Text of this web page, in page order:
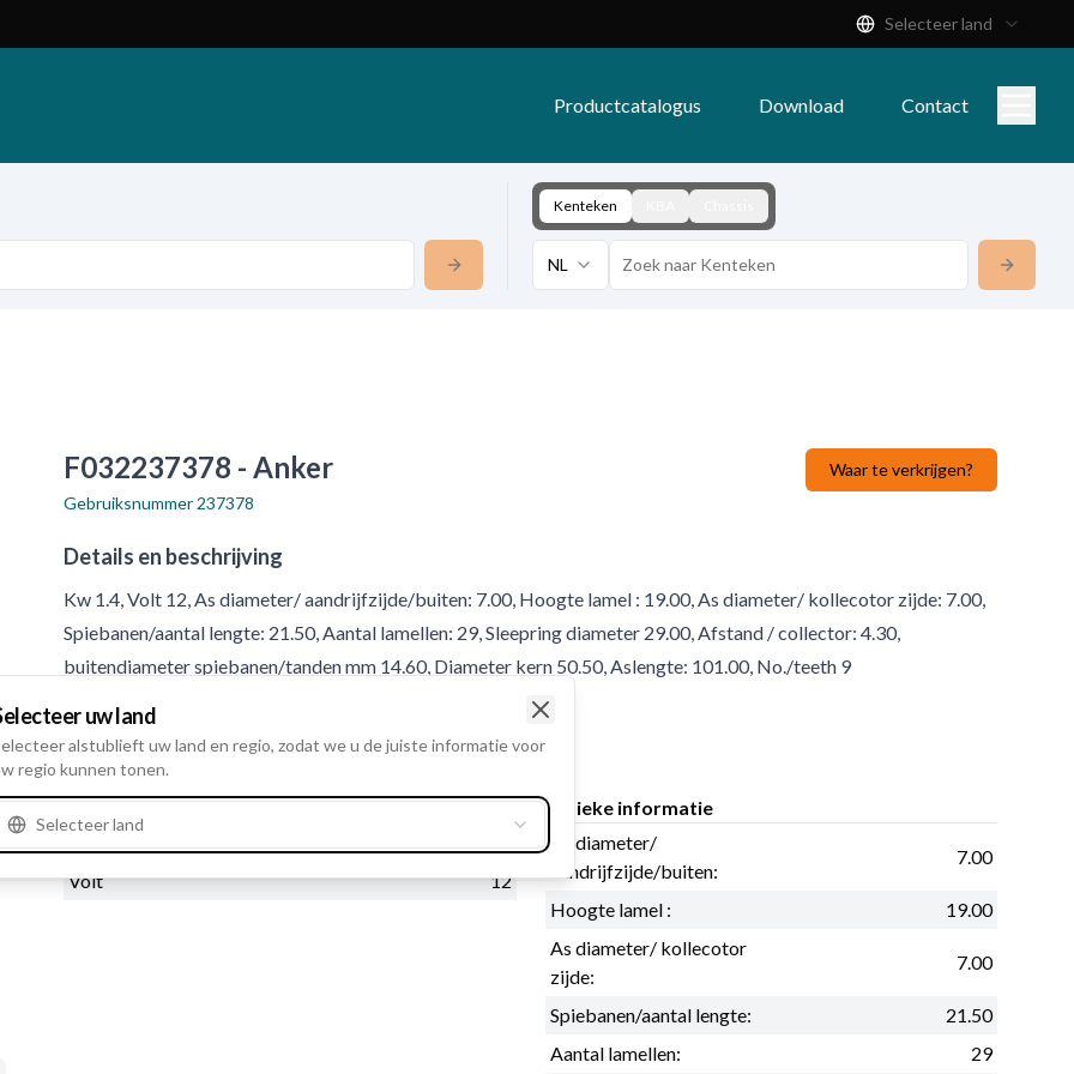
Selecteer land
Productcatalogus Download Contact
Kenteken
NL
F032237378 - Anker
Waar te verkrijgen?
Gebruiksnummer 237378
Details en beschrijving
Kw 1.4, Volt 12, As diameter/ aandrijfzijde/buiten: 7.00, Hoogte lamel : 19.00, As diameter/ kollecotor zijde: 7.00,
Spiebanen/aantal lengte: 21.50, Aantal lamellen: 29, Sleepring diameter 29.00, Afstand / collector: 4.30,
buitendiameter spiebanen/tanden mm 14.60, Diameter kern 50.50, Aslengte: 101.00, No./teeth 9
Product informatie
Electrische informatie
Kw
1.4
Volt
12
Fysieke informatie
As diameter/
aandrijfzijde/buiten:
7.00
Hoogte lamel :
19.00
As diameter/ kollecotor
zijde:
7.00
Spiebanen/aantal lengte:
21.50
Aantal lamellen:
29
uw land
alstublieft uw land en regio, zodat we u de juiste informatie voor
regio kunnen tonen.
Selecteer land